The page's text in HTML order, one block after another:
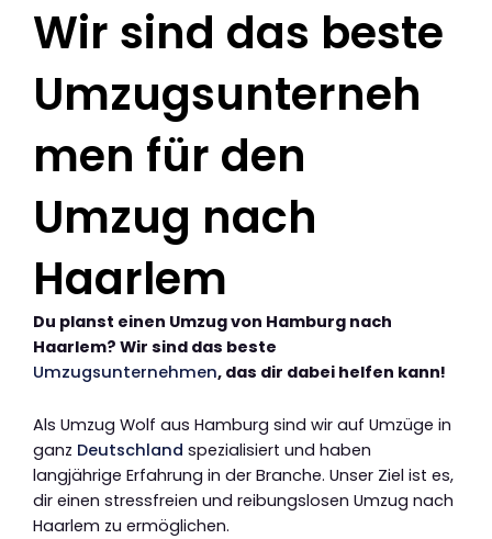
Wir sind das beste
Umzugsunterneh
men für den
Umzug nach
Haarlem
Du planst einen Umzug von Hamburg nach
Haarlem? Wir sind das beste
Umzugsunternehmen, das dir dabei helfen kann!
Als Umzug Wolf aus Hamburg sind wir auf Umzüge in
ganz Deutschland spezialisiert und haben
langjährige Erfahrung in der Branche. Unser Ziel ist es,
dir einen stressfreien und reibungslosen Umzug nach
Haarlem zu ermöglichen.